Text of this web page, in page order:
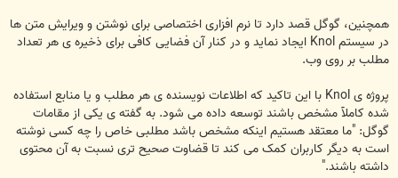
همچنین، گوگل قصد دارد تا نرم افزاری اختصاصی برای نوشتن و ویرایش متن ها
در سیستم Knol ایجاد نماید و در کنار آن فضایی کافی برای ذخیره ی هر تعداد
مطلب بر روی وب.
پروژه ی Knol با این تاکید که اطلاعات نویسنده ی هر مطلب و یا منابع استفاده
شده کاملآ مشخص باشند توسعه داده می شود. به گفته ی یکی از مقامات
گوگل: "ما معتقد هستیم اینکه مشخص باشد مطلبی خاص را چه کسی نوشته
است به دیگر کاربران کمک می کند تا قضاوت صحیح تری نسبت به آن محتوی
داشته باشند."